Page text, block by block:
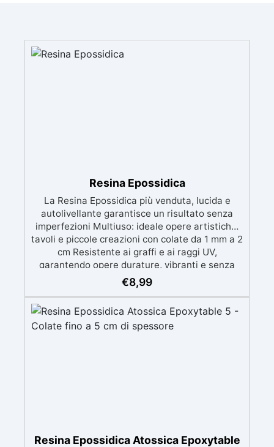
Resina Epossidica
La Resina Epossidica più venduta, lucida e
autolivellante garantisce un risultato senza
imperfezioni Multiuso: ideale opere artistiche,
tavoli e piccole creazioni con colate da 1 mm a 2
cm Resistente ai graffi e ai raggi UV,
garantendo opere durature, vibranti e senza
ingiallimenti nel tempo Bassa viscosità e
formula anti-bolle per risultati impeccabili,
Certificata Atossica post catalisi per contatto
con la pelle, BPA free e VoC Free
€8,99
Resina Epossidica Atossica Epoxytable